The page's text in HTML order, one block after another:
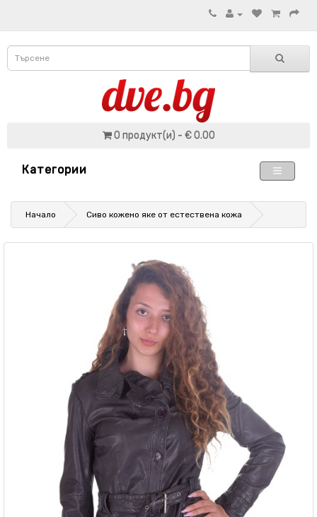
0 продукт(и) - € 0.00
Категории
Начало Сиво кожено яке от естествена кожа